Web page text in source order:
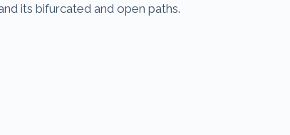
its bifurcated and open paths.